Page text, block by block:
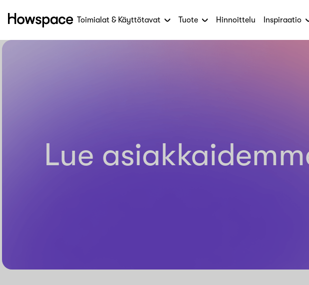
Siirry
Howspace
Toimialat & Käyttötavat Tuote Hinnoittelu Inspiraatio
Lue